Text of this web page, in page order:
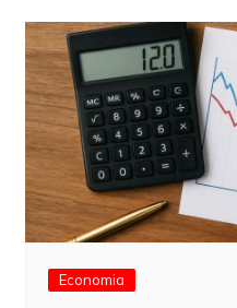
Economia